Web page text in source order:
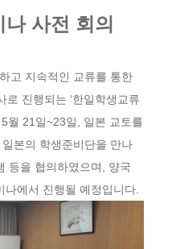
사전 회의
고 지속적인 교류를 통한
진행되는 ‘한일학생교류
월 21일~23일, 일본 교토를
본의 학생준비단을 만나
등을 협의하였으며, 양국
에서 진행될 예정입니다.